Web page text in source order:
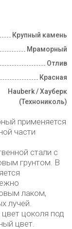
Крупный камень
Мраморный
Отлив
Красная
Hauberk / Хауберк
(Технониколь)
применяется
части
стали с
грунтом. В
лаком,
лучей.
цоколя под
цвет.